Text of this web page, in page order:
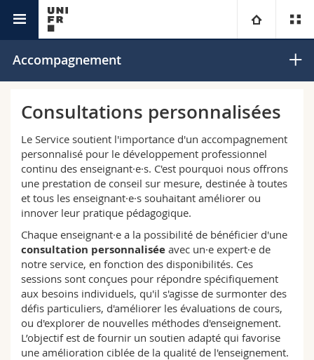
Université
Campus
Recherche
Université
Formation continue
Théologie
Droit
Sciences économiques et sociales et management
Lettres et sciences humaines
Sciences de l'éducation et de la formation
Sciences et médecine
Vous êtes
Futurs étudiants
Etudiants
Médias
Chercheurs
Collaborateurs
Ressources
Annuaire du personnel
Plan d'accès
Bibliothèques
Webmail
Services
académiques
Didactique universitaire et compétences
Accompagnement
Consultations personnalisées
Le Service soutient l'importance d'un accompagnement
personnalisé pour le développement professionnel
continu des enseignant·e·s. C'est pourquoi nous offrons
une prestation de conseil sur mesure, destinée à toutes
et tous les enseignant·e·s souhaitant améliorer ou
innover leur pratique pédagogique.
Chaque enseignant·e a la possibilité de bénéficier d'une
consultation personnalisée avec un·e expert·e de
notre service, en fonction des disponibilités. Ces
sessions sont conçues pour répondre spécifiquement
aux besoins individuels, qu'il s'agisse de surmonter des
défis particuliers, d'améliorer les évaluations de cours,
ou d'explorer de nouvelles méthodes d'enseignement.
L’objectif est de fournir un soutien adapté qui favorise
une amélioration ciblée de la qualité de l'enseignement.